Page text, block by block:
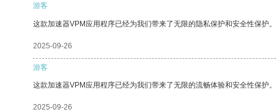
游客
这款加速器VPM应用程序已经为我们带来了无限的隐私保护和安全性保护。
2025-09-26
游客
这款加速器VPM应用程序已经为我们带来了无限的流畅体验和安全性保护。
2025-09-26